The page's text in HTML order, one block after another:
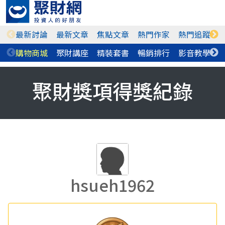
最新討論 最新文章 焦點文章 熱門作家 熱門追蹤
購物商城 聚財講座 精裝套書 暢銷排行 影音教學
聚財獎項得獎紀錄
hsueh1962